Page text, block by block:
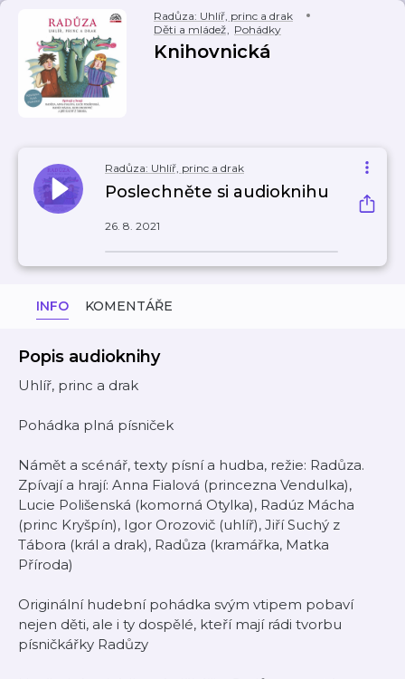
Radůza: Uhlíř, princ a drak
Děti a mládež, Pohádky
Knihovnická
Radůza: Uhlíř, princ a drak
Poslechněte si audioknihu
26. 8. 2021
INFO KOMENTÁŘE
Popis audioknihy
Uhlíř, princ a drak
Pohádka plná písniček
Námět a scénář, texty písní a hudba, režie: Radůza.
Zpívají a hrají: Anna Fialová (princezna Vendulka),
Lucie Polišenská (komorná Otylka), Radúz Mácha
(princ Kryšpín), Igor Orozovič (uhlíř), Jiří Suchý z
Tábora (král a drak), Radůza (kramářka, Matka
Příroda)
Originální hudební pohádka svým vtipem pobaví
nejen děti, ale i ty dospělé, kteří mají rádi tvorbu
písničkářky Radůzy